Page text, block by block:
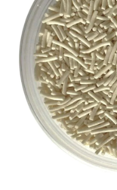
DO KUCHYNĚ
POCHUTINY
ZDRAVÉ PEČENÍ
DÁRKOVÉ POUKAZY
TÉMATICKÉ PRODUKTY